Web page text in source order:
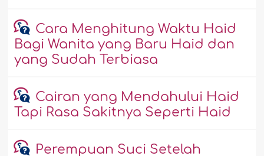
Cara Menghitung Waktu Haid
Bagi Wanita yang Baru Haid dan
yang Sudah Terbiasa
Cairan yang Mendahului Haid
Tapi Rasa Sakitnya Seperti Haid
Perempuan Suci Setelah